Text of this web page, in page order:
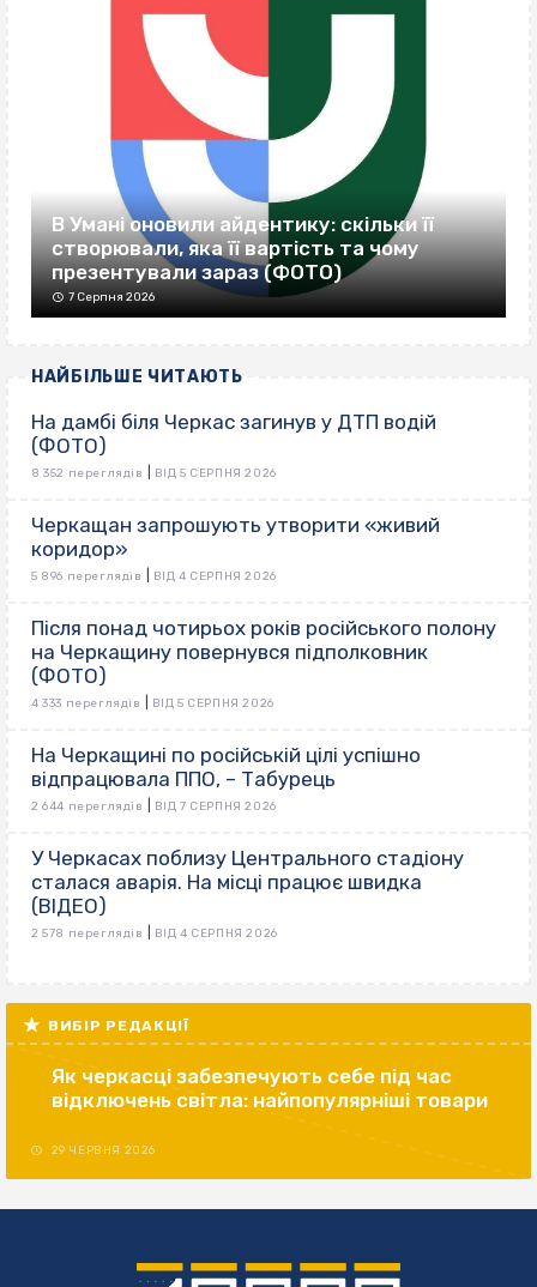
В Умані оновили айдентику: скільки її
створювали, яка її вартість та чому
презентували зараз (ФОТО)
7 Серпня 2026
НАЙБІЛЬШЕ ЧИТАЮТЬ
На дамбі біля Черкас загинув у ДТП водій
(ФОТО)
8 352 переглядів ВІД 5 СЕРПНЯ 2026
Черкащан запрошують утворити «живий
коридор»
5 896 переглядів ВІД 4 СЕРПНЯ 2026
Після понад чотирьох років російського полону
на Черкащину повернувся підполковник
(ФОТО)
4 333 переглядів ВІД 5 СЕРПНЯ 2026
На Черкащині по російській цілі успішно
відпрацювала ППО, – Табурець
2 644 переглядів ВІД 7 СЕРПНЯ 2026
У Черкасах поблизу Центрального стадіону
сталася аварія. На місці працює швидка
(ВІДЕО)
2 578 переглядів ВІД 4 СЕРПНЯ 2026
ВИБІР РЕДАКЦІЇ
Як черкасці забезпечують себе під час
відключень світла: найпопулярніші товари
29 ЧЕРВНЯ 2026